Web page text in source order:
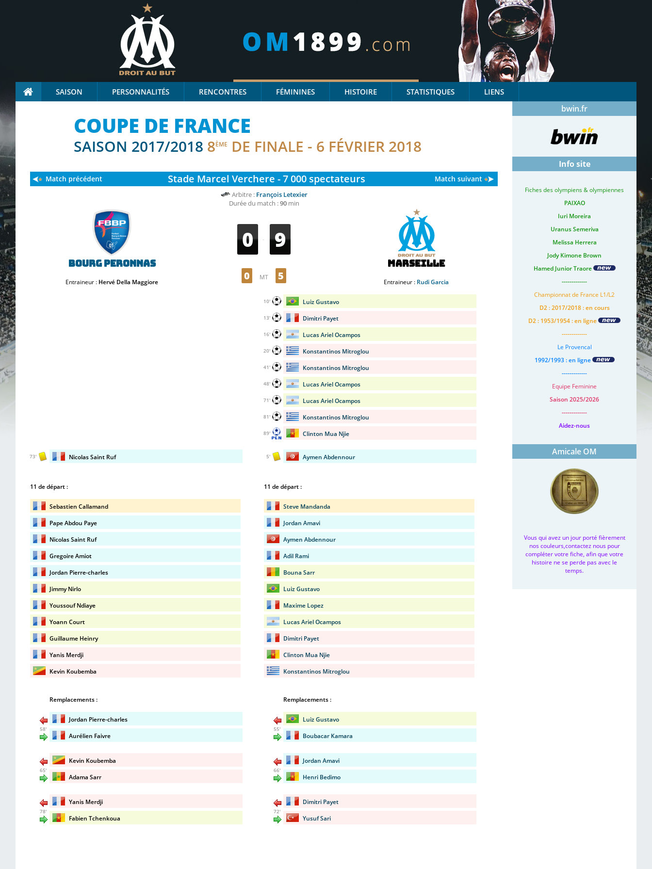
SAISON PERSONNALITÉS RENCONTRES FÉMININES HISTOIRE STATISTIQUES LIENS
COUPE DE FRANCE
SAISON 2017/2018 8ÈME DE FINALE - 6 FÉVRIER 2018
Stade Marcel Verchere - 7 000 spectateurs
Match précédent Match suivant
Arbitre : François Letexier
Durée du match :90min
Bourg Peronnas
Entraineur : Hervé Della Maggiore
0 - 9
0 MT 5
Marseille
Entraineur : Rudi Garcia
Luiz Gustavo
10'
Dimitri Payet
13'
Lucas Ariel Ocampos
16'
Konstantinos Mitroglou
20'
Konstantinos Mitroglou
41'
Lucas Ariel Ocampos
48'
Lucas Ariel Ocampos
71'
Konstantinos Mitroglou
81'
Clinton Mua Njie
89'
Nicolas Saint Ruf
73' Aymen Abdennour
5'
11 de départ :
Sebastien Callamand
Pape Abdou Paye
Nicolas Saint Ruf
Gregoire Amiot
Jordan Pierre-charles
Jimmy Nirlo
Youssouf Ndiaye
Yoann Court
Guillaume Heinry
Yanis Merdji
Kevin Koubemba
11 de départ :
Steve Mandanda
Jordan Amavi
Aymen Abdennour
Adil Rami
Bouna Sarr
Luiz Gustavo
Maxime Lopez
Lucas Ariel Ocampos
Dimitri Payet
Clinton Mua Njie
Konstantinos Mitroglou
Remplacements :
Jordan Pierre-charles
58'
Aurélien Faivre
Kevin Koubemba
65'
Adama Sarr
Yanis Merdji
78'
Fabien Tchenkoua
Remplacements :
Luiz Gustavo
55'
Boubacar Kamara
Jordan Amavi
66'
Henri Bedimo
Dimitri Payet
72'
Yusuf Sari
bwin.fr
Info site
Fiches des olympiens & olympiennes
PAIXAO
Iuri Moreira
Uranus Semeriva
Melissa Herrera
Jody Kimone Brown
Hamed Junior Traore
-------------
Championnat de France L1/L2
D2 : 2017/2018 : en cours
D2 : 1953/1954 : en ligne
-------------
Le Provencal
1992/1993 : en ligne
-------------
Equipe Feminine
Saison 2025/2026
-------------
Aidez-nous
Amicale OM
Vous qui avez un jour porté fièrement
nos couleurs,contactez nous pour
compléter votre fiche, afin que votre
histoire ne se perde pas avec le
temps.